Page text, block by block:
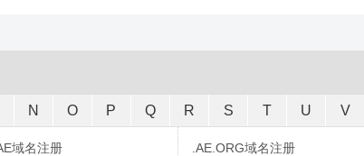
N O P Q R S T U V
域名注册 .AE.ORG域名注册